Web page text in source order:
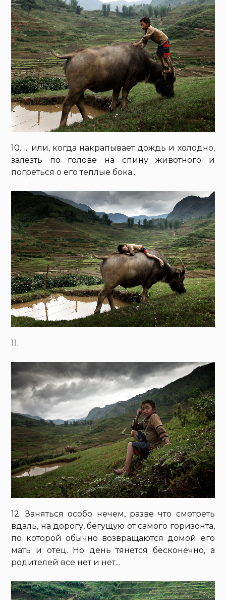
10. ... или, когда накрапывает дождь и холодно,
залезть по голове на спину животного и
погреться о его теплые бока..
11.
12. Заняться особо нечем, разве что смотреть
вдаль, на дорогу, бегущую от самого горизонта,
по которой обычно возвращаются домой его
мать и отец. Но день тянется бесконечно, а
родителей все нет и нет...